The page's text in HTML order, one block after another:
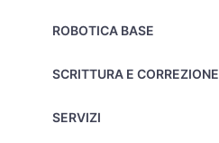
ROBOTICA BASE
SCRITTURA E CORREZIONE
SERVIZI